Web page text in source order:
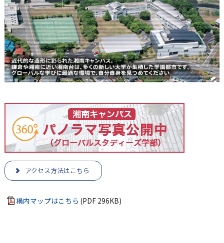
アクセス方法はこちら
構内マップはこちら (PDF 296KB)